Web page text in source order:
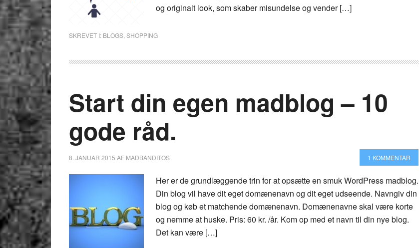
og originalt look, som skaber misundelse og vender […]
SKREVET I: BLOGS SHOPPING
Start din egen madblog – 10
gode råd.
8. JANUAR 2015 AF MADBANDITOS 1 KOMMENTAR
Her er de grundlæggende trin for at opsætte en smuk WordPress madblog.
Din blog vil have dit eget domænenavn og dit eget udseende. Navngiv din
blog og køb et matchende domænenavn. Domænenavne skal være korte
og nemme at huske. Pris: 60 kr. /år. Kom op med et navn til din nye blog.
Det kan være […]